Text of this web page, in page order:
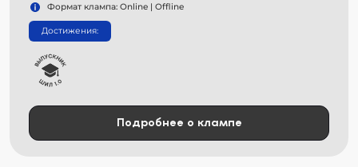
Формат клампа: Online | Offline
Достижения:
Подробнее о клампе